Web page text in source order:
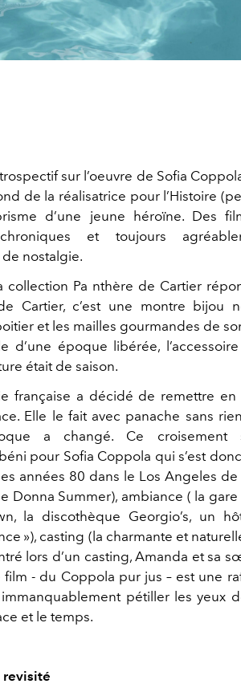
sur l’oeuvre de Sofia
de la réalisatrice pour l’Histoire
d’une jeune héroïne. Des
et toujours
nostalgie.
collection Pa nthère de Cartier
Cartier, c’est une montre bijou
et les mailles gourmandes de
d’une époque libérée,
était de saison.
française a décidé de remettre
Elle le fait avec panache sans
a changé. Ce croisement
pour Sofia Coppola qui s’est
années 80 dans le Los Angeles
Donna Summer), ambiance ( la
la discothèque Georgio’s, un
»), casting (la charmante et
lors d’un casting, Amanda et sa
- du Coppola pur jus – est une
pétiller les yeux
et le temps.
revisité